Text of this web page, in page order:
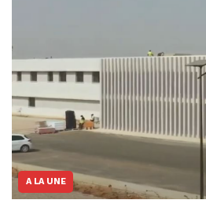
A LA UNE